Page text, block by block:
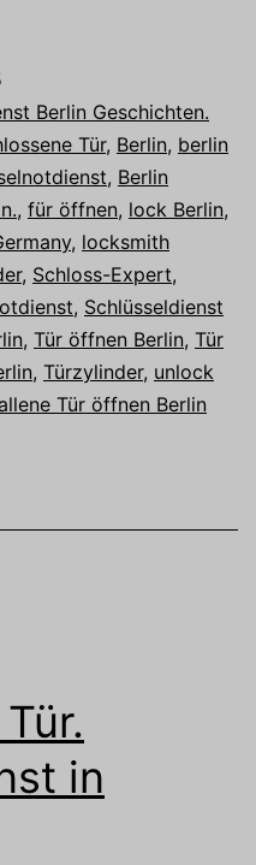
Berlin Geschichten.
Tür, Berlin, berlin
, Berlin
, für öffnen, lock Berlin,
, locksmith
, Schloss-Expert,
, Schlüsseldienst
, Tür öffnen Berlin, Tür
, Türzylinder, unlock
Tür öffnen Berlin
in